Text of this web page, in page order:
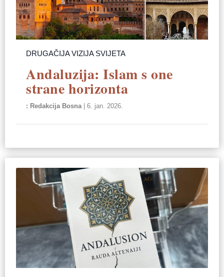
DRUGAČIJA VIZIJA SVIJETA
Andaluzija: Islam s one
strane horizonta
Redakcija Bosna|6. jan. 2026.